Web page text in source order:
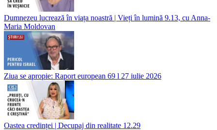
Dumnezeu lucrează în viața noastră | Vieți în lumină 9.13, cu Anna-
Maria Moldovan
Ziua se apropie: Raport european 69 l 27 iulie 2026
Oastea credinței | Decupaj din realitate 12.29